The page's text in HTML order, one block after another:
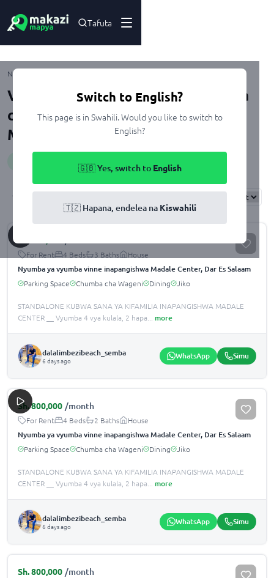
Tafuta
Switch to English?
This page is in Swahili. Would you like to switch to
English?
🇬🇧 Yes, switch to English
🇹🇿 Hapana, endelea na Kiswahili
Nyumbani
Viwanja na Nyumba zenye Chumba
cha Msaidizi zinazopangishwa
Madale, Dar Es Salaam
servantQuarter
4 ResultsFound
For Rent 4 Beds 3 Baths House
Nyumba ya vyumba vinne inapangishwa Madale Center, Dar Es Salaam
Parking Space Chumba cha Wageni Dining Jiko
STANDALONE KUBWA SANA YA KIFAMILIA INAPANGISHWA MADALE
CENTER __ Vyumba 4 vya kulala, 2 hapa
more
dalalimbezibeach_semba
6 days ago WhatsApp Simu
Sh.800,000 /month
For Rent 4 Beds 2 Baths House
Nyumba ya vyumba vinne inapangishwa Madale Center, Dar Es Salaam
Parking Space Chumba cha Wageni Dining Jiko
STANDALONE KUBWA SANA YA KIFAMILIA INAPANGISHWA MADALE
CENTER __ Vyumba 4 vya kulala, 2 hapa
more
dalalimbezibeach_semba
6 days ago WhatsApp Simu
Sh.800,000 /month